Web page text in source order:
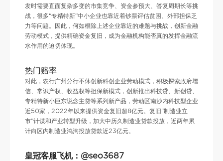
发时需要直面复杂多变的市集竞争、资金参预大、答复周期长等挑
战，很多“专精特新”中小企业也靠近着钞票评估贫困、外部担保乏
力等问题。因此，何如根除上述企业靠近的难题与挑战，创新金融
劳动模式，提供精确资金复旧，成为金融机构能否真的发挥金融流
水作用的迫切体现。
热门赔率
对此，农行广州分行不休创新科创企业劳动模式，积极探索政府增
信、常识产权、收益权等担保新模式，创新推出科技贷、新创贷、
专精特新小巨东说念主贷等系列新产品，劳动区南沙内科技型企业
近50家，2022年以来提供资金复旧超8亿元。复旧“制造业立
市”计谋和产业转型升级，加大中历久制造业贷款投放，近两年累
计向区内制造业鸿沟投放贷款近23亿元。
皇冠客服飞机：@seo3687